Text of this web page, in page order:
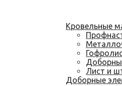
Кровельные
Лист и
Доборные